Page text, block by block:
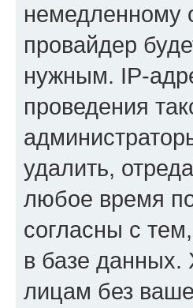
немедленному
провайдер
нужным. IP-
проведения
удалить,
любое время
согласны с
в базе данных.
лицам без